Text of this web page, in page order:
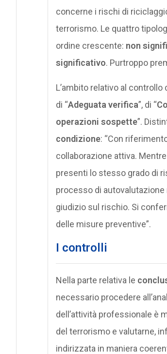
concerne i rischi di
terrorismo. Le quattro
ordine crescente: non
significativo. Purtroppo
L’ambito relativo al
di “Adeguata verifica”, di “
operazioni sospette”.
condizione: “Con
collaborazione attiva.
presenti lo stesso grado di
processo di
giudizio sul rischio. Si
delle misure preventive”.
I controlli
Nella parte relativa le
necessario procedere
dell’attività professionale è
del terrorismo e valutarne,
indirizzata in maniera